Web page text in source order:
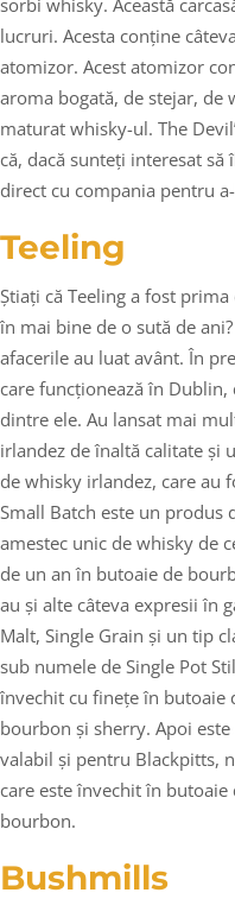
lucruri. Acesta conține
atomizor. Acest atomizor
aroma bogată, de stejar, de
maturat whisky-ul. The
că, dacă sunteți interesat
direct cu compania pentru
Teeling
Știați că Teeling a fost
în mai bine de o sută de
afacerile au luat avânt. În
care funcționează în Dublin,
dintre ele. Au lansat mai
irlandez de înaltă calitate și
de whisky irlandez, care au
Small Batch este un produs
amestec unic de whisky de
de un an în butoaie de
au și alte câteva expresii în
Malt, Single Grain și un tip
sub numele de Single Pot
învechit cu finețe în butoaie
bourbon și sherry. Apoi
valabil și pentru Blackpitts,
care este învechit în
bourbon.
Bushmills